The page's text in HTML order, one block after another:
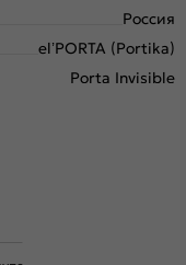
Россия
el’PORTA (Portika)
Porta Invisible